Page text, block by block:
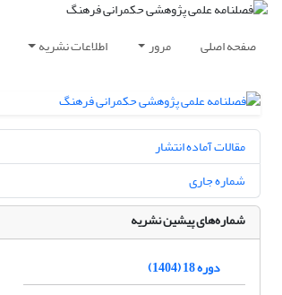
صفحه اصلی مرور اطلاعات نشریه
مقالات آماده انتشار
شماره جاری
شماره‌های پیشین نشریه
دوره 18 (1404)